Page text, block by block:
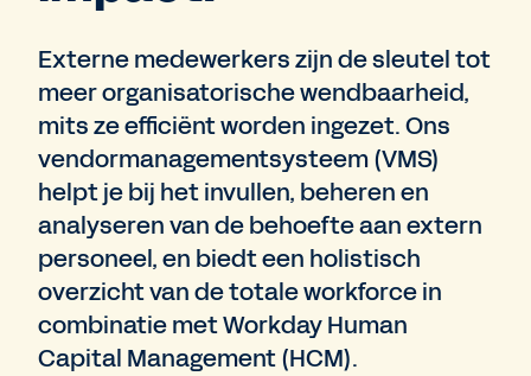
Externe medewerkers zijn de sleutel tot
meer organisatorische wendbaarheid,
mits ze efficiënt worden ingezet. Ons
vendormanagementsysteem (VMS)
helpt je bij het invullen, beheren en
analyseren van de behoefte aan extern
personeel, en biedt een holistisch
overzicht van de totale workforce in
combinatie met Workday Human
Capital Management (HCM).